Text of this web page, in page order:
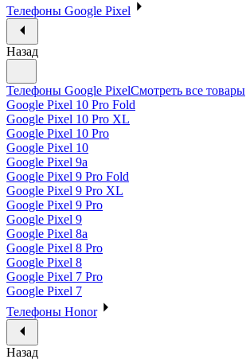
Телефоны Google Pixel
Назад
Телефоны Google PixelСмотреть все товары
Google Pixel 10 Pro Fold
Google Pixel 10 Pro XL
Google Pixel 10 Pro
Google Pixel 10
Google Pixel 9a
Google Pixel 9 Pro Fold
Google Pixel 9 Pro XL
Google Pixel 9 Pro
Google Pixel 9
Google Pixel 8a
Google Pixel 8 Pro
Google Pixel 8
Google Pixel 7 Pro
Google Pixel 7
Телефоны Honor
Назад